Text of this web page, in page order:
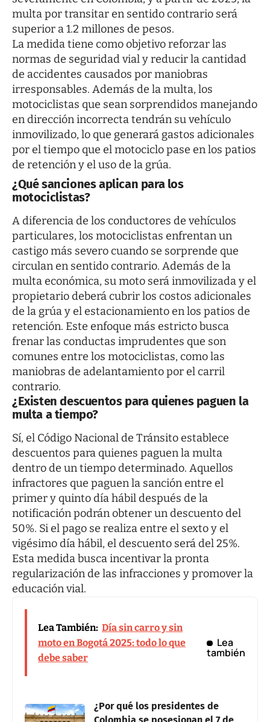
multa por transitar en sentido contrario será
superior a 1.2 millones de pesos.
La medida tiene como objetivo reforzar las
normas de seguridad vial y reducir la cantidad
de accidentes causados por maniobras
irresponsables. Además de la multa, los
motociclistas que sean sorprendidos manejando
en dirección incorrecta tendrán su vehículo
inmovilizado, lo que generará gastos adicionales
por el tiempo que el motociclo pase en los patios
de retención y el uso de la grúa.
¿Qué sanciones aplican para los
motociclistas?
A diferencia de los conductores de vehículos
particulares, los motociclistas enfrentan un
castigo más severo cuando se sorprende que
circulan en sentido contrario. Además de la
multa económica, su moto será inmovilizada y el
propietario deberá cubrir los costos adicionales
de la grúa y el estacionamiento en los patios de
retención. Este enfoque más estricto busca
frenar las conductas imprudentes que son
comunes entre los motociclistas, como las
maniobras de adelantamiento por el carril
contrario.
¿Existen descuentos para quienes paguen la
multa a tiempo?
Sí, el Código Nacional de Tránsito establece
descuentos para quienes paguen la multa
dentro de un tiempo determinado. Aquellos
infractores que paguen la sanción entre el
primer y quinto día hábil después de la
notificación podrán obtener un descuento del
50%. Si el pago se realiza entre el sexto y el
vigésimo día hábil, el descuento será del 25%.
Esta medida busca incentivar la pronta
regularización de las infracciones y promover la
educación vial.
Lea También: Día sin carro y sin
moto en Bogotá 2025: todo lo que
debe saber
Lea
también
¿Por qué los presidentes de